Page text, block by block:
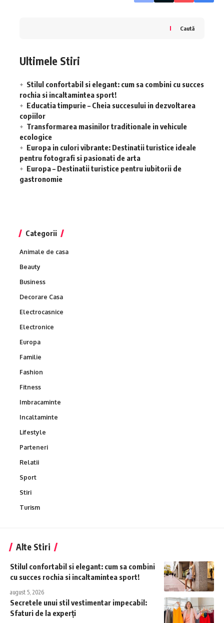
Caută
Ultimele Stiri
Stilul confortabil si elegant: cum sa combini cu succes
rochia si incaltamintea sport!
Educatia timpurie – Cheia succesului in dezvoltarea
copiilor
Transformarea masinilor traditionale in vehicule
ecologice
Europa in culori vibrante: Destinatii turistice ideale
pentru fotografi si pasionati de arta
Europa – Destinatii turistice pentru iubitorii de
gastronomie
Categorii
Animale de casa
Beauty
Business
Decorare Casa
Electrocasnice
Electronice
Europa
Familie
Fashion
Fitness
Imbracaminte
Incaltaminte
Lifestyle
Parteneri
Relatii
Sport
Stiri
Turism
Alte Stiri
Stilul confortabil si elegant: cum sa combini
cu succes rochia si incaltamintea sport!
august 5, 2026
Secretele unui stil vestimentar impecabil:
Sfaturi de la experți